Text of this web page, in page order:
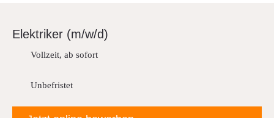
Elek­triker (m/w/d)
Vollzeit, ab sofort
Unbefristet
FAQ
Sitemap